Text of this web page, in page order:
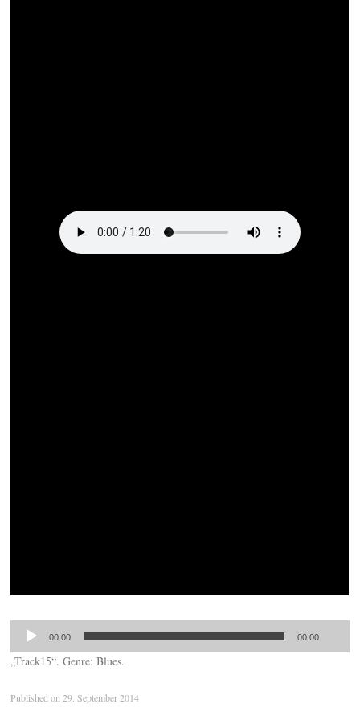
00:00 00:00
„Track15“. Genre: Blues.
Published on29. September 2014